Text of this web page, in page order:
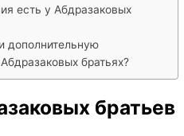
есть у Абдразаковых
дополнительную
братьях?
братьев